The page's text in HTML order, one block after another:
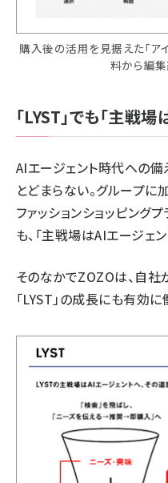
購入後の活用を見据えた「ア
料から編集
「LYST」でも「主戦
AIエージェント時代への備
とどまらない。グループに
ファッションショッピング
も、「主戦場はAIエージェ
そのなかでZOZOは、自社
「LYST」の成長にも有効に